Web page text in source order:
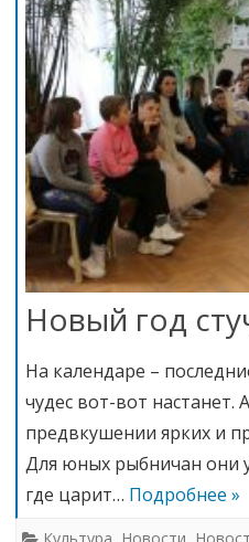
Новый год
На календаре –
чудес вот-вот настанет.
предвкушении ярких и
Для юных рыбничан они
где царит… Подробнее »
Культура Новости